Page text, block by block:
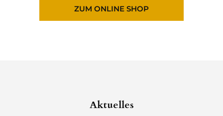
ZUM ONLINE SHOP
Aktuelles